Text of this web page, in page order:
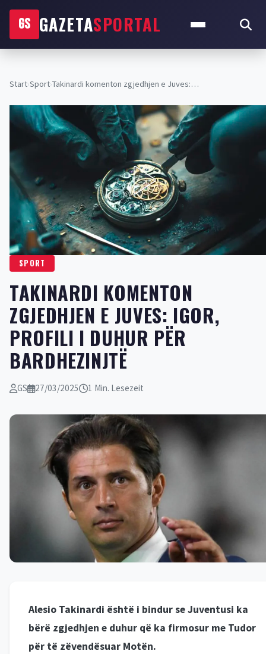
GS GAZETASPORTAL
Start›Sport›Takinardi komenton zgjedhjen e Juves:…
SPORT
TAKINARDI KOMENTON
ZGJEDHJEN E JUVES: IGOR,
PROFILI I DUHUR PËR
BARDHEZINJTË
GS 27/03/2025 1 Min. Lesezeit
Alesio Takinardi është i bindur se Juventusi ka
bërë zgjedhjen e duhur që ka firmosur me Tudor
për të zëvendësuar Motën.